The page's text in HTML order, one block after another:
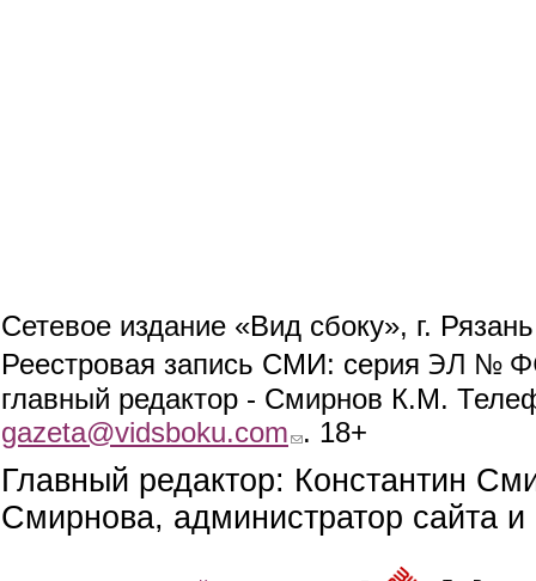
Сетевое издание «Вид сбоку», г.
Реестровая запись СМИ: серия ЭЛ №
главный редактор - Смирнов К.М.
gazeta@vidsboku.com (link sends e-mail)
. 18+
Главный редактор: Константин
Смирнова, администратор сайта